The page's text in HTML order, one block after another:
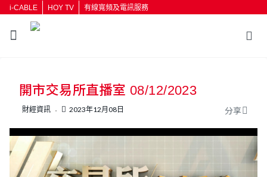
i-CABLE HOY TV 有線寬頻及電訊服務
按輸入鍵開始搜尋
開市交易所直播室 08/12/2023
財經資訊 2023年12月08日 分享